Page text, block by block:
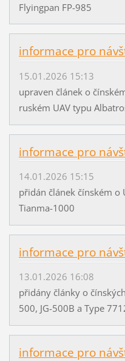
Flyingpan FP-985
informace pro
15.01.2026 15:13
upraven článek o
ruském UAV typu
informace pro
14.01.2026 15:15
přidán článek čínském o
Tianma-1000
informace pro
13.01.2026 16:08
přidány články o
500, JG-500B a Type
informace pro